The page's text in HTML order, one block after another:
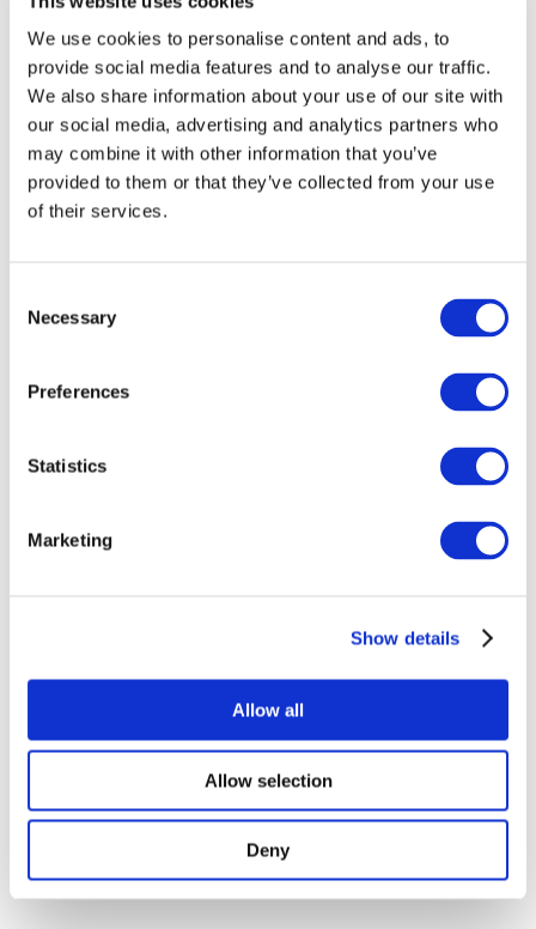
We use cookies to personalise content and ads, to
provide social media features and to analyse our traffic.
We also share information about your use of our site with
our social media, advertising and analytics partners who
may combine it with other information that you’ve
provided to them or that they’ve collected from your use
of their services.
Selection
Necessary
Preferences
Statistics
Marketing
Show details
Allow all
Allow selection
Deny
Мероприятия
Наше спецпредложение
Без поджанра